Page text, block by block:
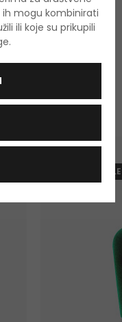
-10%. KOD:
ih mogu kombinirati
ili koje su prikupili